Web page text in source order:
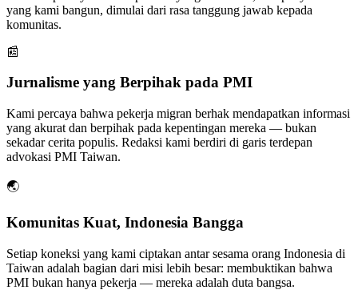
yang kami bangun, dimulai dari rasa tanggung jawab kepada
komunitas.
📰
Jurnalisme yang Berpihak pada PMI
Kami percaya bahwa pekerja migran berhak mendapatkan informasi
yang akurat dan berpihak pada kepentingan mereka — bukan
sekadar cerita populis. Redaksi kami berdiri di garis terdepan
advokasi PMI Taiwan.
🌏
Komunitas Kuat, Indonesia Bangga
Setiap koneksi yang kami ciptakan antar sesama orang Indonesia di
Taiwan adalah bagian dari misi lebih besar: membuktikan bahwa
PMI bukan hanya pekerja — mereka adalah duta bangsa.